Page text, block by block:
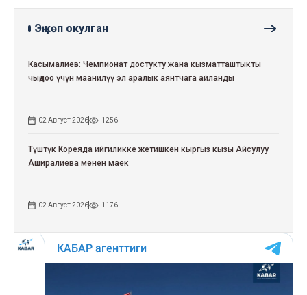
Эң көп окулган
Касымалиев: Чемпионат достукту жана кызматташтыкты
чыңдоо үчүн маанилүү эл аралык аянтчага айланды
02 Август 2026 1256
Түштүк Кореяда ийгиликке жетишкен кыргыз кызы Айсулуу
Аширалиева менен маек
02 Август 2026 1176